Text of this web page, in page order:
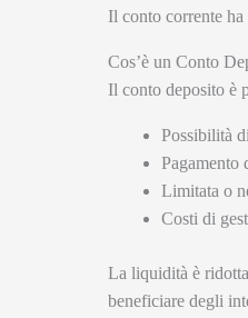
Il conto corrente
Cos’è un Conto
Il conto deposito è
Possibilità
Pagamento
Limitata o
Costi di
La liquidità è
beneficiare degli